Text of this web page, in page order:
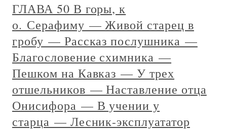
ГЛАВА 50 В горы, к
о. Серафиму — Живой старец в
гробу — Рассказ послушника —
Благословение схимника —
Пешком на Кавказ — У трех
отшельников — Наставление отца
Онисифора — В учении у
старца — Лесник-эксплуататор